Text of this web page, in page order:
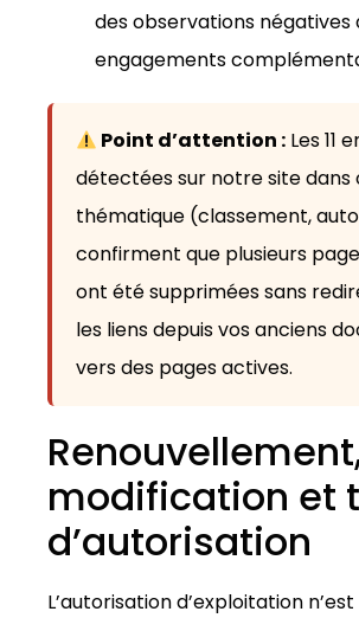
des observations négatives
engagements
Point d’attention : Les 11
détectées sur notre site dans
thématique (classement,
confirment que plusieurs
ont été supprimées sans
les liens depuis vos anciens
vers des pages actives.
modification et
d’autorisation
L’autorisation d’exploitation